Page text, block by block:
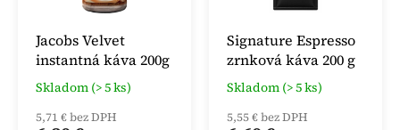
Jacobs Velvet
instantná káva 200g
Skladom (> 5 ks)
5,71 € bez DPH
Signature Espresso
zrnková káva 200 g
Skladom (> 5 ks)
5,55 € bez DPH